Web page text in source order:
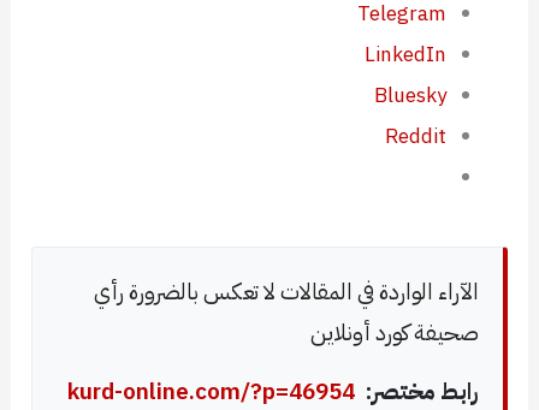
Telegram
LinkedIn
Bluesky
Reddit
الآراء الواردة في المقالات لا تعكس بالضرورة رأي
صحيفة كورد أونلاين
رابط مختصر: kurd-online.com/?p=46954